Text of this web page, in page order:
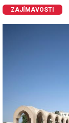
ZAJÍMAVOSTI